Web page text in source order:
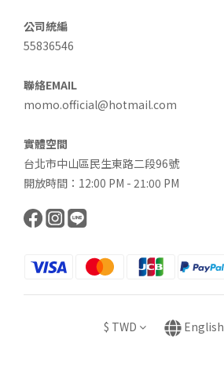
公司統編
55836546
聯絡EMAIL
momo.official@hotmail.com
實體空間
台北市中山區民生東路二段96號
開放時間：12:00 PM - 21:00 PM
$ TWD English